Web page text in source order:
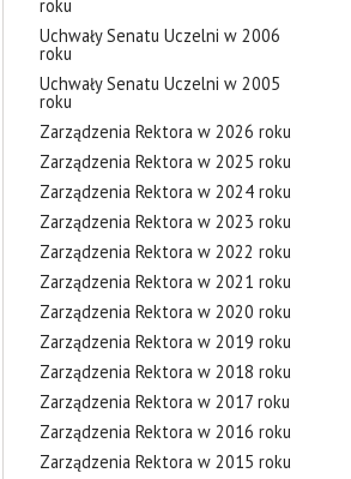
roku
Uchwały Senatu Uczelni w 2006
roku
Uchwały Senatu Uczelni w 2005
roku
Zarządzenia Rektora w 2026 roku
Zarządzenia Rektora w 2025 roku
Zarządzenia Rektora w 2024 roku
Zarządzenia Rektora w 2023 roku
Zarządzenia Rektora w 2022 roku
Zarządzenia Rektora w 2021 roku
Zarządzenia Rektora w 2020 roku
Zarządzenia Rektora w 2019 roku
Zarządzenia Rektora w 2018 roku
Zarządzenia Rektora w 2017 roku
Zarządzenia Rektora w 2016 roku
Zarządzenia Rektora w 2015 roku